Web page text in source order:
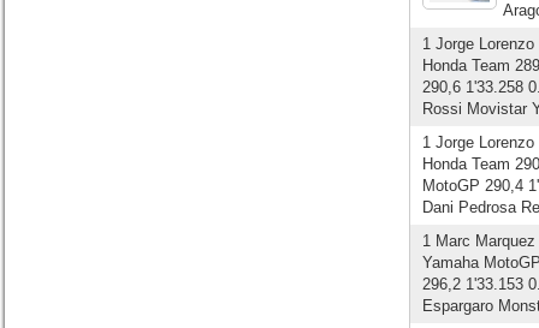
1 Jorge
Honda Team
290,6 1'33.258
Rossi Movistar
1 Jorge
Honda Team
MotoGP 290,4
Dani Pedrosa
1 Marc
Yamaha
296,2 1'33.153
Espargaro